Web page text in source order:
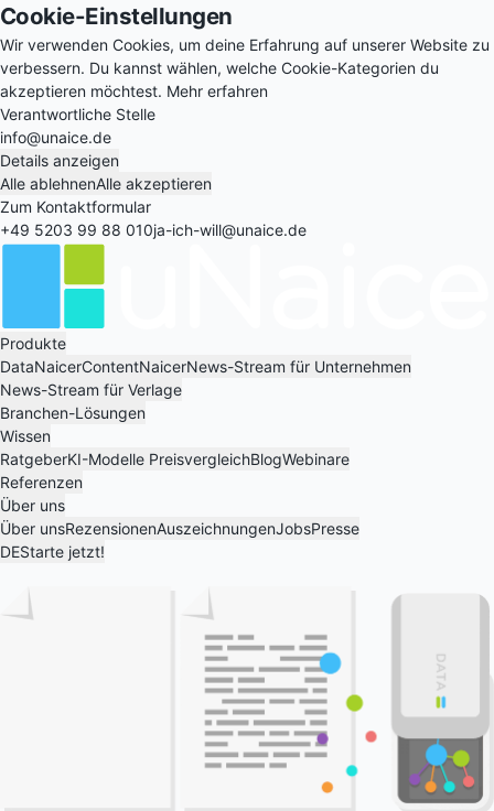
Cookie-Einstellungen
Wir verwenden Cookies, um deine Erfahrung auf unserer Website zu
verbessern. Du kannst wählen, welche Cookie-Kategorien du
akzeptieren möchtest. Mehr erfahren
Verantwortliche Stelle
info@unaice.de
Details anzeigen
Alle ablehnenAlle akzeptieren
Zum Kontaktformular
+49 5203 99 88 010ja-ich-will@unaice.de
Produkte
DataNaicerContentNaicerNews-Stream für Unternehmen
News-Stream für Verlage
Branchen-Lösungen
Wissen
RatgeberKI-Modelle PreisvergleichBlogWebinare
Referenzen
Über uns
Über unsRezensionenAuszeichnungenJobsPresse
DEStarte jetzt!